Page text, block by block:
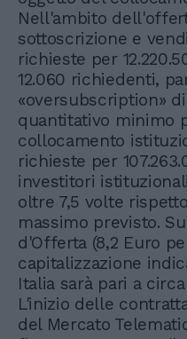
Nell'ambito
sottoscrizione e
richieste per
12.060 richiedenti,
«oversubscription»
quantitativo minimo
collocamento
richieste per
investitori
oltre 7,5 volte
massimo previsto.
d'Offerta (8,2 Euro
capitalizzazione
Italia sarà pari a
L'inizio delle
del Mercato